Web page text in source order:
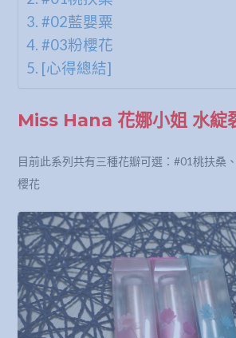
#02藍嬰粟
#03粉櫻花
[心得總結]
Miss Hana 花娜小姐 水綻
目前此系列共有三種花瓣可選：#01桃扶桑
櫻花